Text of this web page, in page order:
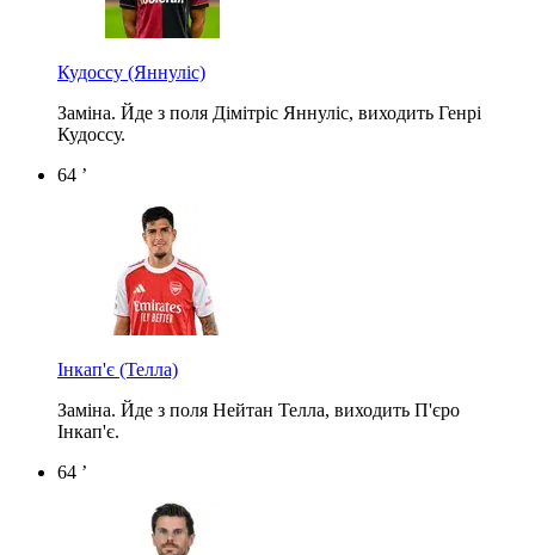
Кудоссу (Яннуліс)
Заміна. Йде з поля Дімітріс Яннуліс, виходить Генрі
Кудоссу.
64 ’
Інкап'є (Телла)
Заміна. Йде з поля Нейтан Телла, виходить П'єро
Інкап'є.
64 ’